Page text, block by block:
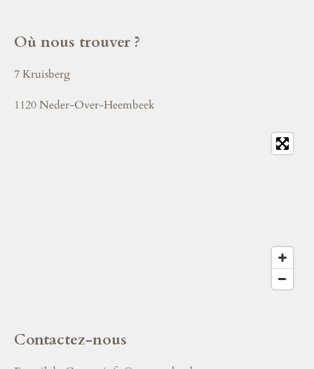
Où nous trouver ?
7 Kruisberg
1120 Neder-Over-Heembeek
Contactez-nous